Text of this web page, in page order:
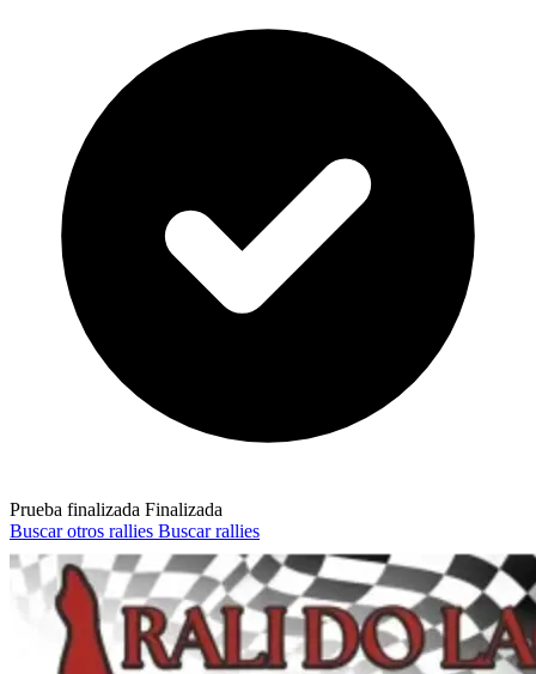
Prueba finalizada Finalizada
Buscar otros rallies Buscar rallies